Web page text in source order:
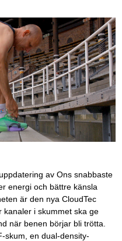
av Ons snabbaste
energi och bättre känsla
är den nya CloudTec
kanaler i skummet ska ge
när benen börjar bli trötta.
skum, en dual-density-